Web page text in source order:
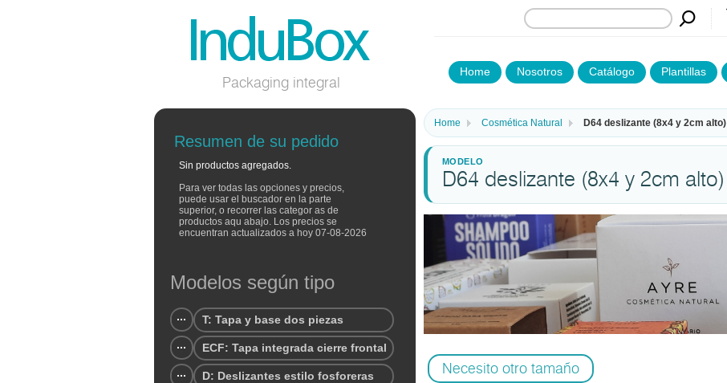
Packaging integral
Home Nosotros Catálogo Plantillas
Resumen de su pedido
Sin productos agregados.
Para ver todas las opciones y precios,
puede usar el buscador en la parte
superior, o recorrer las categor as de
productos aqu abajo. Los precios se
encuentran actualizados a hoy 07-08-2026
Modelos según tipo
T: Tapa y base dos piezas
ECF: Tapa integrada cierre frontal
D: Deslizantes estilo fosforeras
Home Cosmética Natural D64 deslizante (8x4 y 2cm alto)
D64 deslizante (8x4 y 2cm alto)
Necesito otro tamaño